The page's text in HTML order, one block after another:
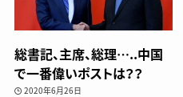
総書記、主席、総理…..中国
で一番偉いポストは？？
2020年6月26日